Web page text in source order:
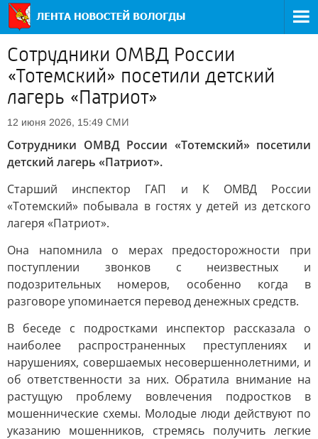
Сотрудники ОМВД России
«Тотемский» посетили детский
лагерь «Патриот»
12 июня 2026, 15:49 СМИ
Сотрудники ОМВД России «Тотемский» посетили
детский лагерь «Патриот».
Старший инспектор ГАП и К ОМВД России
«Тотемский» побывала в гостях у детей из детского
лагеря «Патриот».
Она напомнила о мерах предосторожности при
поступлении звонков с неизвестных и
подозрительных номеров, особенно когда в
разговоре упоминается перевод денежных средств.
В беседе с подростками инспектор рассказала о
наиболее распространенных преступлениях и
нарушениях, совершаемых несовершеннолетними, и
об ответственности за них. Обратила внимание на
растущую проблему вовлечения подростков в
мошеннические схемы. Молодые люди действуют по
указанию мошенников, стремясь получить легкие